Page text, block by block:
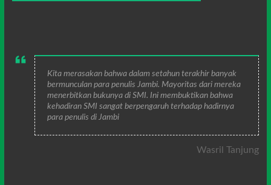
Kita merasakan bahwa dalam setahun terakhir banyak
bermunculan para penulis Jambi. Mayoritas dari mereka
menerbitkan bukunya di SMI. Ini membuktikan bahwa
kehadiran SMI sangat berpengaruh terhadap hadirnya
para penulis di Jambi
Wasril Tanjung